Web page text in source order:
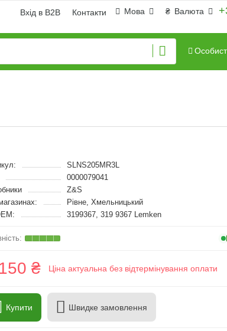
₴ Валюта
Мова
Вхід в B2B Контакти
SLNS205MR3L
0000079041
Z&S
Рівне, Хмельницький
3199367, 319 9367 Lemken
₴ Ціна актуальна без відтермінування оплати
Купити Швидке замовлення